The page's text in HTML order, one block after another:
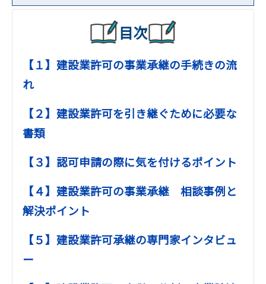
目次
【１】建設業許可の事業承継の手続きの流
れ
【２】建設業許可を引き継ぐために必要な
書類
【３】認可申請の際に気を付けるポイント
【４】建設業許可の事業承継 相談事例と
解決ポイント
【５】建設業許可承継の専門家インタビュ
ー